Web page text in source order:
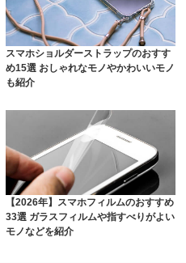
スマホショルダーストラップのおすす
め15選 おしゃれなモノやかわいいモノ
も紹介
【2026年】スマホフィルムのおすすめ
33選 ガラスフィルムや指すべりがよい
モノなどを紹介